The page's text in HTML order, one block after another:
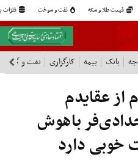
قیمت طلا و سکه نفت و سوخت فلزات
بانک بیمه کارگزاری نفت و گاز
از عقایدم
باهوش
دارد